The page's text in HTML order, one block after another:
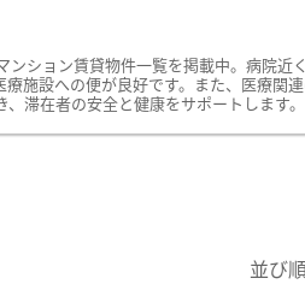
ション賃貸物件一覧を掲載中。病院
施設への便が良好です。また、医療関
滞在者の安全と健康をサポートします。
並び